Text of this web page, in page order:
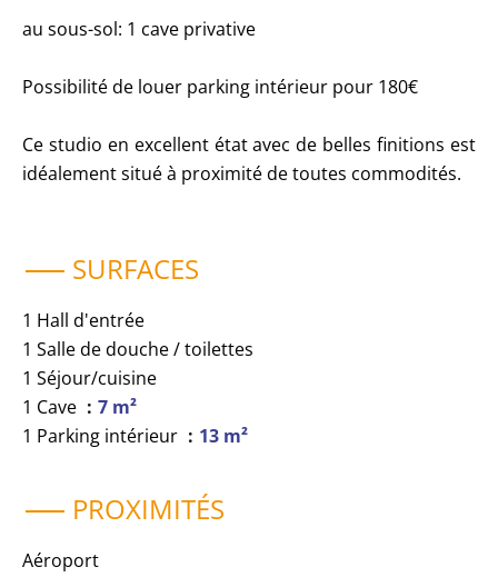
au sous-sol: 1 cave privative
Possibilité de louer parking intérieur pour 180€
Ce studio en excellent état avec de belles finitions est
idéalement situé à proximité de toutes commodités.
SURFACES
1 Hall d'entrée
1 Salle de douche / toilettes
1 Séjour/cuisine
1 Cave
7 m²
1 Parking intérieur
13 m²
PROXIMITÉS
Aéroport